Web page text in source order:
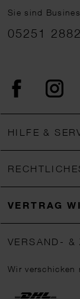
Sie sind
05251
Facebook
HILFE &
VERTRAG
VERSAND- &
Wir verschicken